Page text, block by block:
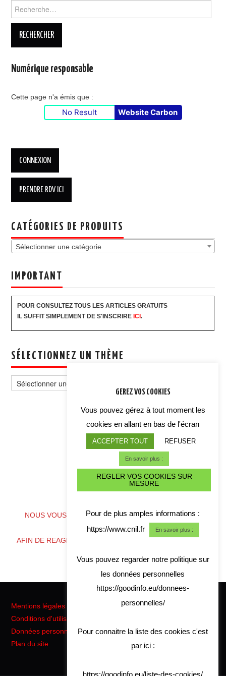
Numérique responsable
Cette page n'a émis que :
No Result Website Carbon
CATÉGORIES DE PRODUITS
Sélectionner une catégorie
IMPORTANT
POUR CONSULTEZ TOUS LES ARTICLES GRATUITS
IL SUFFIT SIMPLEMENT DE S'INSCRIRE ICI.
SÉLECTIONNEZ UN THÈME
un
thème
ALERTE CYBER CRISE
NOUS VOUS CONSEILLONS DE TELECHARGER NOS
COORDONNES
AFIN DE REAGIR RAPIDEMENT EN CAS DE CRISE CYBER
Mentions légales
Conditions d'utilisation
Données personnelles RGPD
Plan du site
GEREZ VOS COOKIES
Vous pouvez gérez à tout moment les
cookies en allant en bas de l'écran
ACCEPTER TOUT REFUSER
En savoir plus :
REGLER VOS COOKIES SUR
MESURE
Pour de plus amples informations :
https://www.cnil.fr
En savoir plus :
Vous pouvez regarder notre politique sur
les données personnelles
https://goodinfo.eu/donnees-
personnelles/
Pour connaitre la liste des cookies c'est
par ici :